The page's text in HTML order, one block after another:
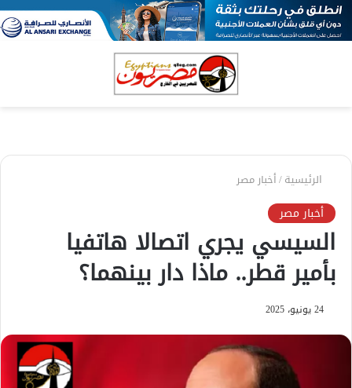
الرئيسية/أخبار مصر
أخبار مصر
السيسي يجري اتصالا هاتفيا
بأمير قطر.. ماذا دار بينهما؟
24 يونيو، 2025